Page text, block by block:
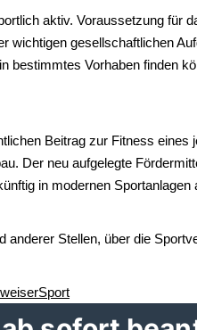
aktiv. Voraussetzung für
gesellschaftlichen
Vorhaben finden
Beitrag zur Fitness
Der neu aufgelegte
in modernen Sportanlagen
Stellen, über die